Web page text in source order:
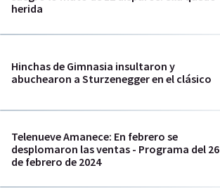
herida
Hinchas de Gimnasia insultaron y
abuchearon a Sturzenegger en el clásico
Telenueve Amanece: En febrero se
desplomaron las ventas - Programa del 26
de febrero de 2024